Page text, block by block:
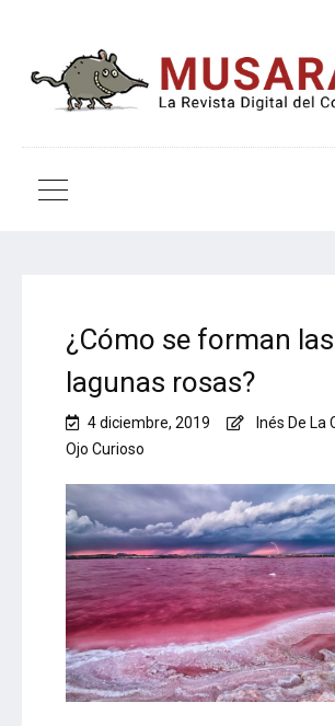
¿Cómo se forman las
lagunas rosas?
4 diciembre, 2019 Inés De La
Ojo Curioso